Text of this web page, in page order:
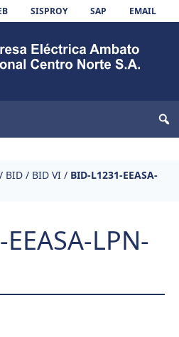
SISPROY SAP EMAIL
EEASA
/ BID / BID VI / BID-L1231-EEASA-
LPN-